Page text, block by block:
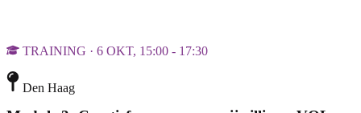
TRAINING · 6 OKT, 15:00 - 17:30
Den Haag